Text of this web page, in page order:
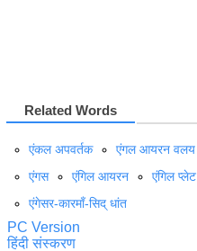
Related Words
एंकल अपवर्तक एंगल आयरन वलय
एंगस
एंगिल आयरन एंगिल प्लेट
एंगेसर-कारमाँ-सिद् धांत
PC Version
हिंदी संस्करण